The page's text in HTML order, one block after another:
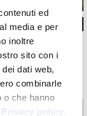
ed
media e per
inoltre
sito con i
dati web,
combinarle
o che hanno
Privacy policy.